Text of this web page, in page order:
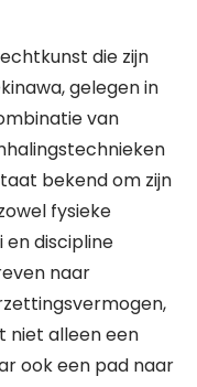
die zijn
gelegen in
van
bekend om zijn
fysieke
en discipline
naar
niet alleen een
ook een pad naar